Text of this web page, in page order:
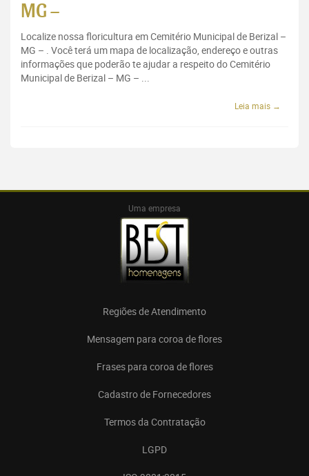
MG –
Localize nossa floricultura em Cemitério Municipal de Berizal –
MG – . Você terá um mapa de localização, endereço e outras
informações que poderão te ajudar a respeito do Cemitério
Municipal de Berizal – MG – ...
Leia mais →
Uma empresa
Regiões de Atendimento
Mensagem para coroa de flores
Frases para coroa de flores
Cadastro de Fornecedores
Termos da Contratação
LGPD